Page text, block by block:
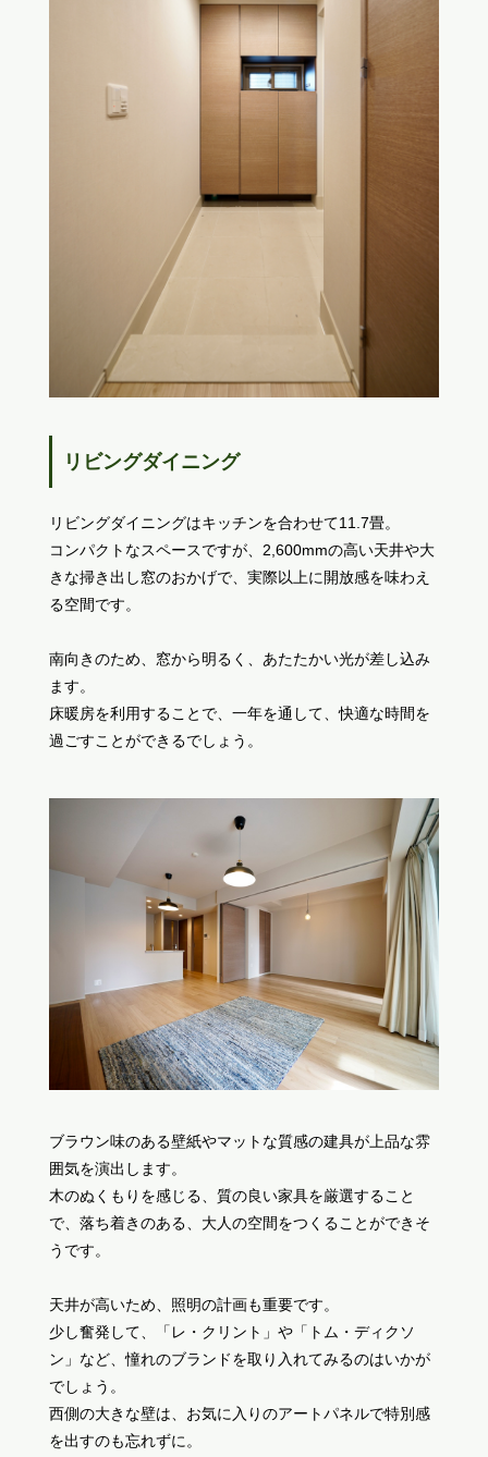
リビングダイニング
リビングダイニングはキッチンを合わせて11.7畳。
コンパクトなスペースですが、2,600mmの高い天井や大
きな掃き出し窓のおかげで、実際以上に開放感を味わえ
る空間です。
南向きのため、窓から明るく、あたたかい光が差し込み
ます。
床暖房を利用することで、一年を通して、快適な時間を
過ごすことができるでしょう。
ブラウン味のある壁紙やマットな質感の建具が上品な雰
囲気を演出します。
木のぬくもりを感じる、質の良い家具を厳選すること
で、落ち着きのある、大人の空間をつくることができそ
うです。
天井が高いため、照明の計画も重要です。
少し奮発して、「レ・クリント」や「トム・ディクソ
ン」など、憧れのブランドを取り入れてみるのはいかが
でしょう。
西側の大きな壁は、お気に入りのアートパネルで特別感
を出すのも忘れずに。